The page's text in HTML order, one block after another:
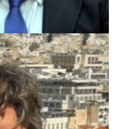
προστασία –
πραγματική υπηρεσία